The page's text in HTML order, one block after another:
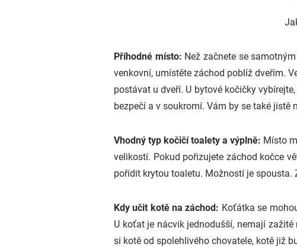
Příhodné místo: Než začnete se
venkovní, umístěte záchod poblíž dveřím.
postávat u dveří. U bytové kočičky
bezpečí a v soukromí. Vám by se také jistě
Vhodný typ kočičí toalety a výplně: Místo
velikostí. Pokud pořizujete záchod kočce
pořídit krytou toaletu. Možností je
Kdy učit kotě na záchod: Koťátka se
U koťat je nácvik jednodušší, nemají
si kotě od spolehlivého chovatele, kotě již